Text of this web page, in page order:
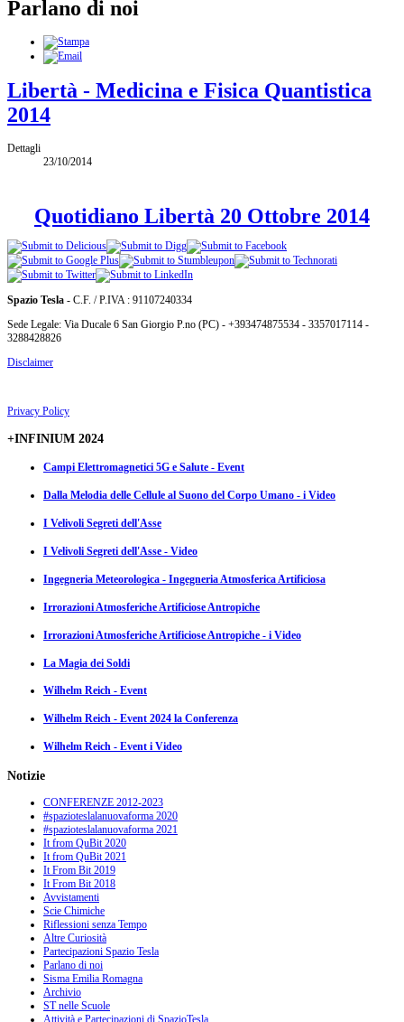
Parlano di noi
Libertà - Medicina e Fisica Quantistica
2014
Dettagli
23/10/2014
Quotidiano Libertà 20 Ottobre 2014
Spazio Tesla - C.F. / P.IVA : 91107240334
Sede Legale: Via Ducale 6 San Giorgio P.no (PC) - +393474875534 - 3357017114 -
3288428826
Disclaimer
Privacy Policy
+INFINIUM 2024
Campi Elettromagnetici 5G e Salute - Event
Dalla Melodia delle Cellule al Suono del Corpo Umano - i Video
I Velivoli Segreti dell'Asse
I Velivoli Segreti dell'Asse - Video
Ingegneria Meteorologica - Ingegneria Atmosferica Artificiosa
Irrorazioni Atmosferiche Artificiose Antropiche
Irrorazioni Atmosferiche Artificiose Antropiche - i Video
La Magia dei Soldi
Wilhelm Reich - Event
Wilhelm Reich - Event 2024 la Conferenza
Wilhelm Reich - Event i Video
Notizie
CONFERENZE 2012-2023
#spazioteslalanuovaforma 2020
#spazioteslalanuovaforma 2021
It from QuBit 2020
It from QuBit 2021
It From Bit 2019
It From Bit 2018
Avvistamenti
Scie Chimiche
Riflessioni senza Tempo
Altre Curiosità
Partecipazioni Spazio Tesla
Parlano di noi
Sisma Emilia Romagna
Archivio
ST nelle Scuole